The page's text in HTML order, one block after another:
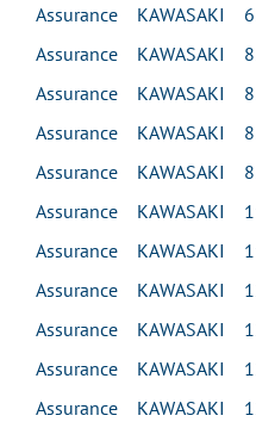
Assurance KAWASAKI
Assurance KAWASAKI
Assurance KAWASAKI
Assurance KAWASAKI
Assurance KAWASAKI
Assurance KAWASAKI
Assurance KAWASAKI
Assurance KAWASAKI
Assurance KAWASAKI
Assurance KAWASAKI
Assurance KAWASAKI